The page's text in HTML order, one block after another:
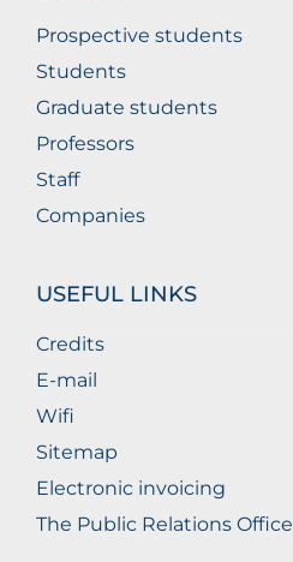
Prospective students
Students
Graduate students
Professors
Staff
Companies
USEFUL LINKS
Credits
E-mail
Wifi
Sitemap
Electronic invoicing
The Public Relations Office